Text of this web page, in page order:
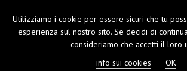
Utilizziamo i cookie per essere sicuri che tu
esperienza sul nostro sito. Se decidi di
consideriamo che accetti il loro
info sui cookies
OK